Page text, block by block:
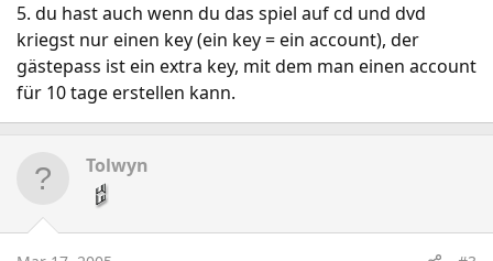
5. du hast auch wenn du das spiel auf cd und dvd
kriegst nur einen key (ein key = ein account), der
gästepass ist ein extra key, mit dem man einen account
für 10 tage erstellen kann.
Tolwyn